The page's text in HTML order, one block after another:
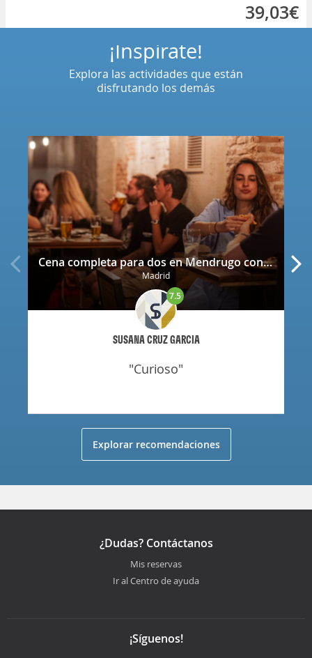
39,03€
Cena completa para dos en Mendrugo con cerveza artesana incluida
Madrid
SUSANA CRUZ GARCIA
7.5
"curioso"
¡Inspírate!
Explora las actividades que están
disfrutando los demás
Explorar recomendaciones
¿Dudas? Contáctanos
Mis reservas
Ir al Centro de ayuda
¡Síguenos!